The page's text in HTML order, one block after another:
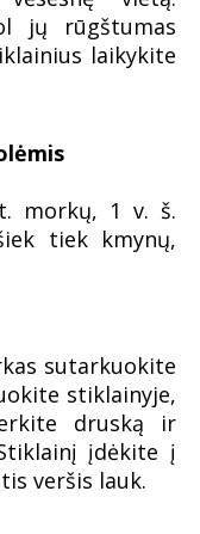
jų rūgštumas
laikykite
morkų, 1 v. š.
tiek kmynų,
sutarkuokite
stiklainyje,
druską ir
įdėkite į
veršis lauk.